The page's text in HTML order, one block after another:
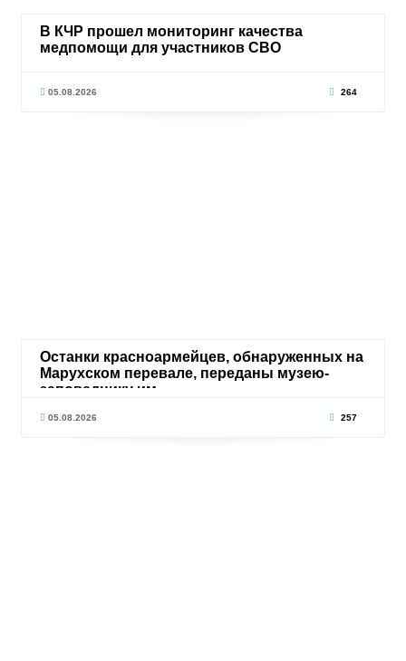
В КЧР прошел мониторинг качества
медпомощи для участников СВО
05.08.2026 264
Останки красноармейцев, обнаруженных на
Марухском перевале, переданы музею-
заповеднику им.
05.08.2026 257